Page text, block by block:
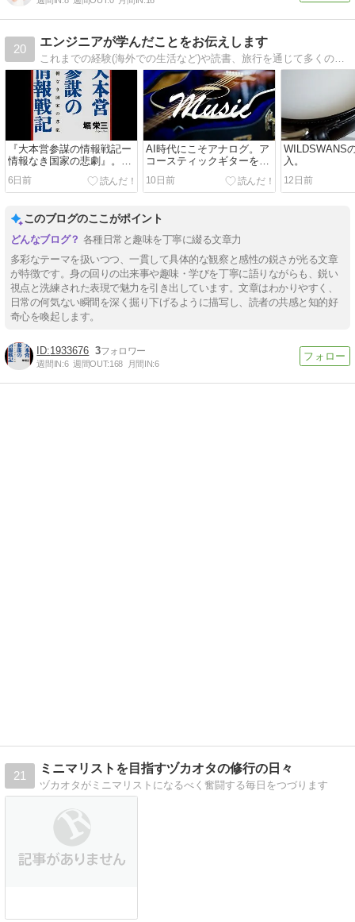
20
エンジニアが学んだことをお伝えします
これまでの経験(海外での生活など)や読書、旅行を通じて多くのことを学び、まとめ、伝えることでみなさんの役に立つことができればと考えています。
『大本営参謀の情報戦記ー
情報なき国家の悲劇』。皆
が読み、「情報」の重要性
を認識しないと。
6日前
AI時代にこそアナログ。ア
コースティックギターを弾
いて。
10日前
WILDSWANS
入。
12日前
このブログのここがポイント
各種日常と趣味を丁寧に綴る文章力
多彩なテーマを扱いつつ、一貫して具体的な観察と感性の鋭さが光る文章
が特徴です。身の回りの出来事や趣味・学びを丁寧に語りながらも、鋭い
視点と洗練された表現で魅力を引き出しています。文章はわかりやすく、
日常の何気ない瞬間を深く掘り下げるように描写し、読者の共感と知的好
奇心を喚起します。
1933676 3
週間IN:6 週間OUT:168 月間IN:6
21
ミニマリストを目指すヅカオタの修行の日々
ヅカオタがミニマリストになるべく奮闘する毎日をつづります